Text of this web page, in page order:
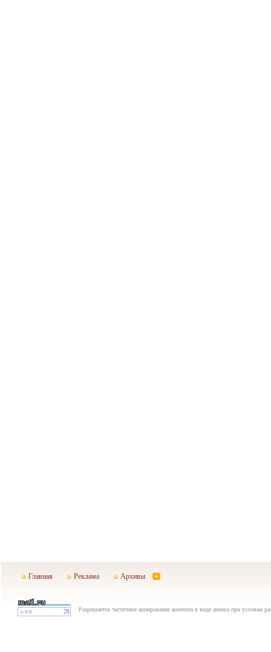
Главная Реклама Архивы
Разрешается частичное копирование контента в виде анонса при условии